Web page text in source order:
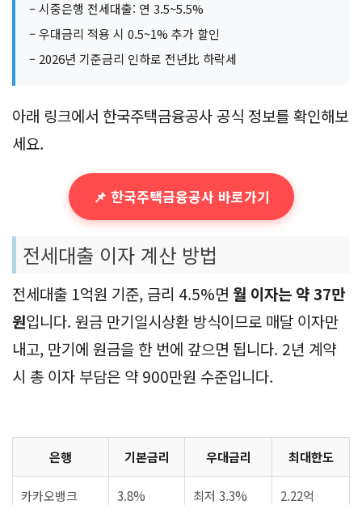
– 시중은행 전세대출: 연 3.5~5.5%
– 우대금리 적용 시 0.5~1% 추가 할인
– 2026년 기준금리 인하로 전년比 하락세
아래 링크에서 한국주택금융공사 공식 정보를 확인해보
세요.
📌 한국주택금융공사 바로가기
전세대출 이자 계산 방법
전세대출 1억원 기준, 금리 4.5%면 월 이자는 약 37만
원입니다. 원금 만기일시상환 방식이므로 매달 이자만
내고, 만기에 원금을 한 번에 갚으면 됩니다. 2년 계약
시 총 이자 부담은 약 900만원 수준입니다.
은행 기본금리 우대금리 최대한도
카카오뱅크 3.8% 최저 3.3% 2.22억